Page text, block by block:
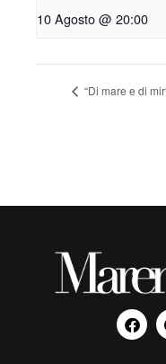
10 Agosto @ 20:00
“Di mare e di